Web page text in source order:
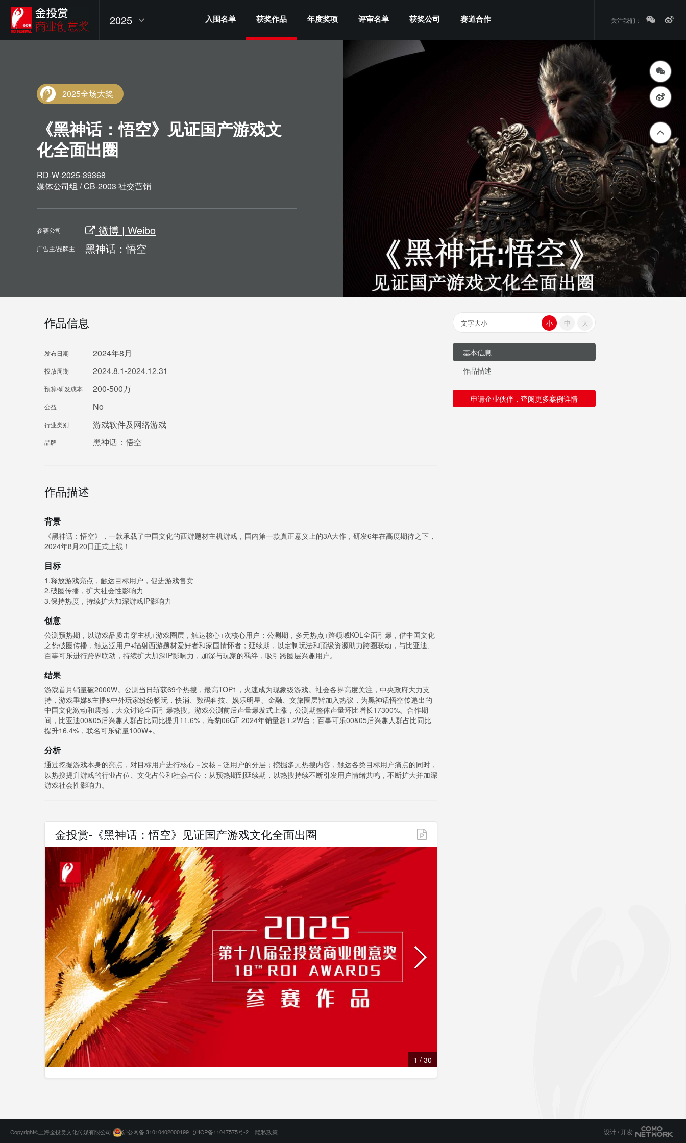
2025 入围名单 获奖作品 年度奖项 评审名单 获奖公司 赛道合作 关注我们：
2025全场大奖
《黑神话：悟空》见证国产游戏文
化全面出圈
RD-W-2025-39368
媒体公司组 / CB-2003 社交营销
参赛公司 微博 | Weibo
广告主/品牌主 黑神话：悟空
作品信息
发布日期 2024年8月
投放周期 2024.8.1-2024.12.31
预算/研发成本 200-500万
公益 No
行业类别 游戏软件及网络游戏
品牌 黑神话：悟空
作品描述
背景
《黑神话：悟空》，一款承载了中国文化的西游题材主机游戏，国内第一款真正意义上的3A大作，研发6年在高度期待之下，
2024年8月20日正式上线！
目标
1.释放游戏亮点，触达目标用户，促进游戏售卖
2.破圈传播，扩大社会性影响力
3.保持热度，持续扩大加深游戏IP影响力
创意
公测预热期，以游戏品质击穿主机+游戏圈层，触达核心+次核心用户；公测期，多元热点+跨领域KOL全面引爆，借中国文化
之势破圈传播，触达泛用户+辐射西游题材爱好者和家国情怀者；延续期，以定制玩法和顶级资源助力跨圈联动，与比亚迪、
百事可乐进行跨界联动，持续扩大加深IP影响力，加深与玩家的羁绊，吸引跨圈层兴趣用户。
结果
游戏首月销量破2000W。公测当日斩获69个热搜，最高TOP1，火速成为现象级游戏。社会各界高度关注，中央政府大力支
持，游戏垂媒&主播&中外玩家纷纷畅玩，快消、数码科技、娱乐明星、金融、文旅圈层皆加入热议，为黑神话悟空传递出的
中国文化激动和震撼，大众讨论全面引爆热搜。游戏公测前后声量爆发式上涨，公测期整体声量环比增长17300%。合作期
间，比亚迪00&05后兴趣人群占比同比提升11.6%，海豹06GT 2024年销量超1.2W台；百事可乐00&05后兴趣人群占比同比
提升16.4%，联名可乐销量100W+。
分析
通过挖掘游戏本身的亮点，对目标用户进行核心－次核－泛用户的分层；挖掘多元热搜内容，触达各类目标用户痛点的同时，
以热搜提升游戏的行业占位、文化占位和社会占位；从预热期到延续期，以热搜持续不断引发用户情绪共鸣，不断扩大并加深
游戏社会性影响力。
金投赏-《黑神话：悟空》见证国产游戏文化全面出圈
1 / 30
文字大小 大
中
小
基本信息
作品描述
申请企业伙伴，查阅更多案例详情
Copyright©上海金投赏文化传媒有限公司 沪公网备 31010402000199 沪ICP备11047575号-2 隐私政策 设计 / 开发